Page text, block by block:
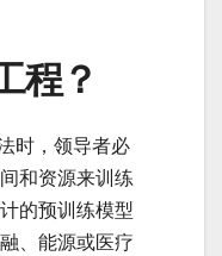
程？
时，领导者必
和资源来训练
的预训练模型
、能源或医疗